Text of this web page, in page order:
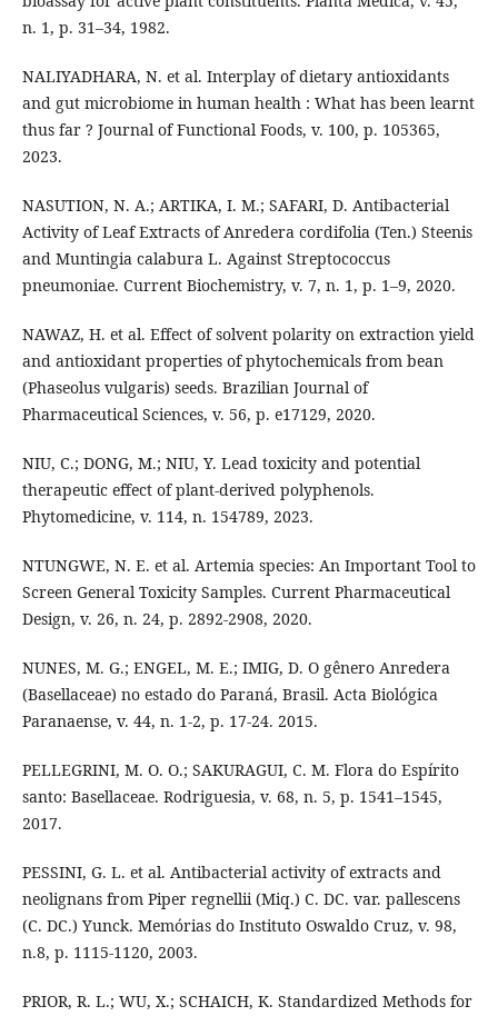
n. 1, p. 31–34, 1982.
NALIYADHARA, N. et al. Interplay of dietary antioxidants
and gut microbiome in human health : What has been learnt
thus far ? Journal of Functional Foods, v. 100, p. 105365,
2023.
NASUTION, N. A.; ARTIKA, I. M.; SAFARI, D. Antibacterial
Activity of Leaf Extracts of Anredera cordifolia (Ten.) Steenis
and Muntingia calabura L. Against Streptococcus
pneumoniae. Current Biochemistry, v. 7, n. 1, p. 1–9, 2020.
NAWAZ, H. et al. Effect of solvent polarity on extraction yield
and antioxidant properties of phytochemicals from bean
(Phaseolus vulgaris) seeds. Brazilian Journal of
Pharmaceutical Sciences, v. 56, p. e17129, 2020.
NIU, C.; DONG, M.; NIU, Y. Lead toxicity and potential
therapeutic effect of plant-derived polyphenols.
Phytomedicine, v. 114, n. 154789, 2023.
NTUNGWE, N. E. et al. Artemia species: An Important Tool to
Screen General Toxicity Samples. Current Pharmaceutical
Design, v. 26, n. 24, p. 2892-2908, 2020.
NUNES, M. G.; ENGEL, M. E.; IMIG, D. O gênero Anredera
(Basellaceae) no estado do Paraná, Brasil. Acta Biológica
Paranaense, v. 44, n. 1-2, p. 17-24. 2015.
PELLEGRINI, M. O. O.; SAKURAGUI, C. M. Flora do Espírito
santo: Basellaceae. Rodriguesia, v. 68, n. 5, p. 1541–1545,
2017.
PESSINI, G. L. et al. Antibacterial activity of extracts and
neolignans from Piper regnellii (Miq.) C. DC. var. pallescens
(C. DC.) Yunck. Memórias do Instituto Oswaldo Cruz, v. 98,
n.8, p. 1115-1120, 2003.
PRIOR, R. L.; WU, X.; SCHAICH, K. Standardized Methods for